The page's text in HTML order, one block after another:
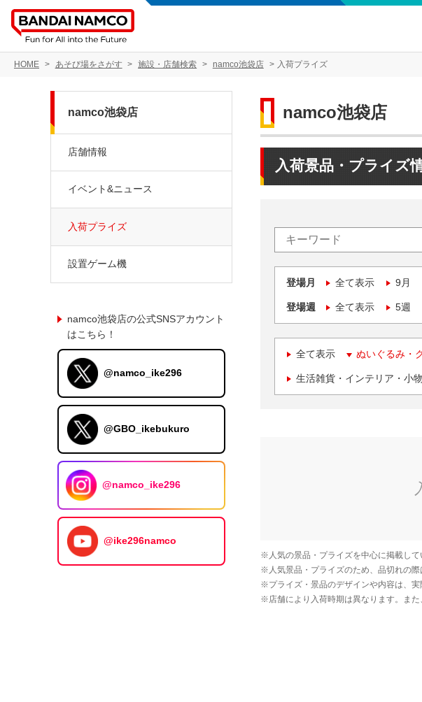
HOME あそび場をさがす 施設・店舗検索 namco池袋店 入荷プライズ
namco池袋店
入荷景品・プライズ
登場月 全て表示 9月
登場週 全て表示 5週
全て表示 ぬいぐるみ・
生活雑貨・インテリア・小物
namco池袋店
店舗情報
イベント&ニュース
入荷プライズ
設置ゲーム機
namco池袋店の公式SNSアカウント
はこちら！
@namco_ike296
@GBO_ikebukuro
@namco_ike296
@ike296namco